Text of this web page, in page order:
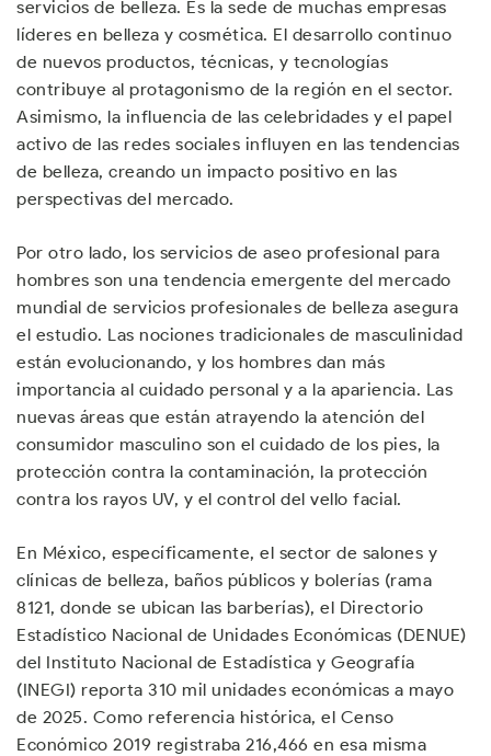
servicios de belleza. Es la sede de muchas empresas
líderes en belleza y cosmética. El desarrollo continuo
de nuevos productos, técnicas, y tecnologías
contribuye al protagonismo de la región en el sector.
Asimismo, la influencia de las celebridades y el papel
activo de las redes sociales influyen en las tendencias
de belleza, creando un impacto positivo en las
perspectivas del mercado.
Por otro lado, los servicios de aseo profesional para
hombres son una tendencia emergente del mercado
mundial de servicios profesionales de belleza asegura
el estudio. Las nociones tradicionales de masculinidad
están evolucionando, y los hombres dan más
importancia al cuidado personal y a la apariencia. Las
nuevas áreas que están atrayendo la atención del
consumidor masculino son el cuidado de los pies, la
protección contra la contaminación, la protección
contra los rayos UV, y el control del vello facial.
En México, específicamente, el sector de salones y
clínicas de belleza, baños públicos y bolerías (rama
8121, donde se ubican las barberías), el Directorio
Estadístico Nacional de Unidades Económicas (DENUE)
del Instituto Nacional de Estadística y Geografía
(INEGI) reporta 310 mil unidades económicas a mayo
de 2025. Como referencia histórica, el Censo
Económico 2019 registraba 216,466 en esa misma